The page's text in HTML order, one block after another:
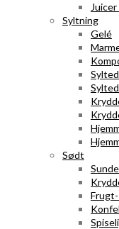
Syltning
Gelé
Sødt